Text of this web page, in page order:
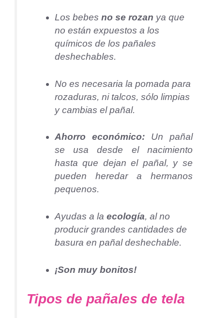
Los bebes no se rozan ya que
no están expuestos a los
químicos de los pañales
deshechables.
No es necesaria la pomada para
rozaduras, ni talcos, sólo limpias
y cambias el pañal.
Ahorro económico:Un pañal
se usa desde el nacimiento
hasta que dejan el pañal, y se
pueden heredar a hermanos
pequenos.
Ayudas a la ecología, al no
producir grandes cantidades de
basura en pañal deshechable.
¡Son muy bonitos!
Tipos de pañales de tela